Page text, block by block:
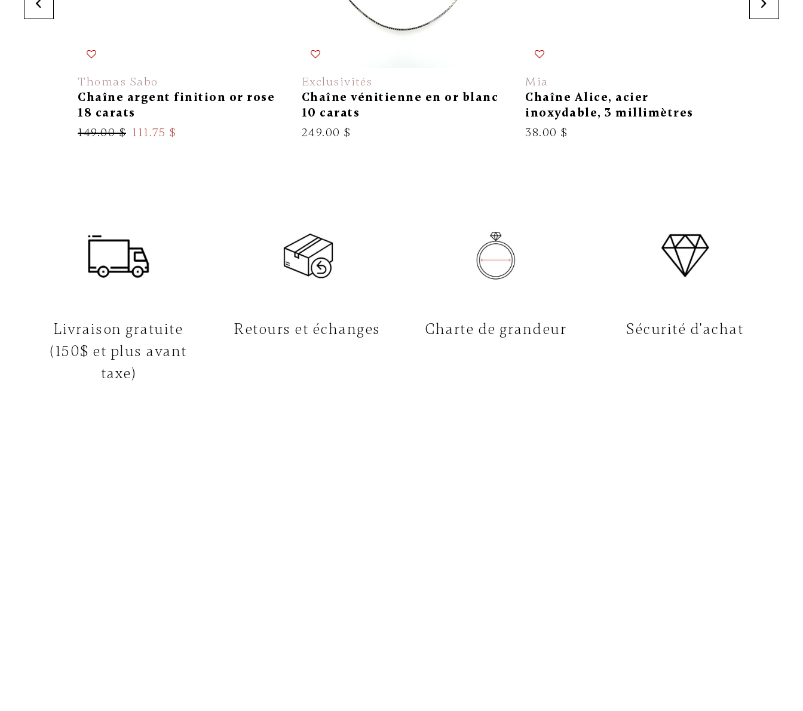
Thomas Sabo
Chaîne argent finition or rose
18 carats
149.00 $ 111.75 $
Exclusivités
Chaîne vénitienne en or blanc
10 carats
249.00 $
Mia
Chaîne Alice, acier
inoxydable, 3 millimètres
38.00 $
Livraison gratuite
(150$ et plus avant
taxe)
Retours et échanges Charte de grandeur Sécurité d'achat